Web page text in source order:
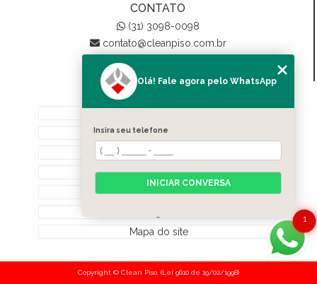
CONTATO
(31) 3098-0098
contato@cleanpiso.com.br
Quem Somos
Biodegradáveis
Serviços
Contato
Mapa do site
Copyright © Clean Piso. (Lei 9610 de 19/02/1998)
1
Olá! Fale agora pelo WhatsApp
Insira seu telefone
INICIAR CONVERSA